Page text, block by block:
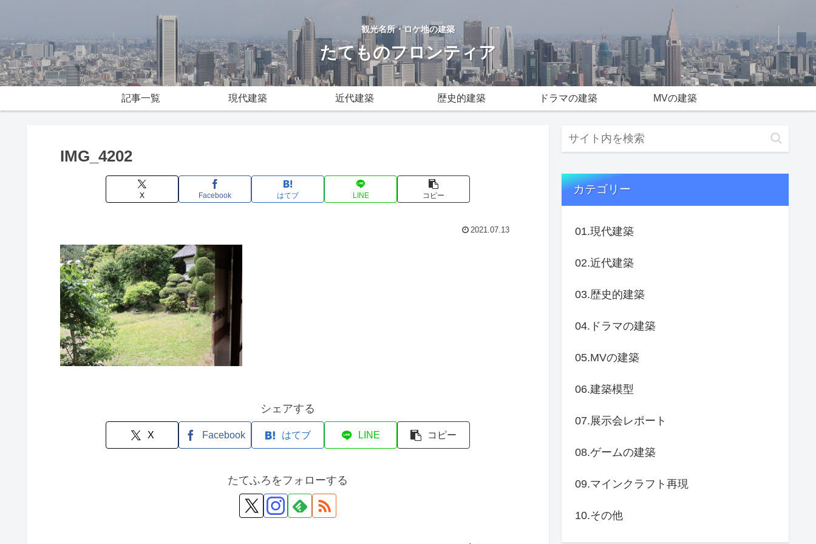
観光名所・ロケ地の建築
たてものフロンティア
記事一覧 現代建築 近代建築 歴史的建築 ドラマの建築 MVの建築
IMG_4202
X Facebook はてブ LINE コピー
2021.07.13
シェアする
X Facebook はてブ LINE コピー
たてふろをフォローする
カテゴリー
01.現代建築
02.近代建築
03.歴史的建築
04.ドラマの建築
05.MVの建築
06.建築模型
07.展示会レポート
08.ゲームの建築
09.マインクラフト再現
10.その他